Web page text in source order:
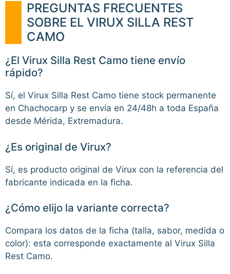
PREGUNTAS FRECUENTES
SOBRE EL VIRUX SILLA REST
CAMO
¿El Virux Silla Rest Camo tiene envío
rápido?
Sí, el Virux Silla Rest Camo tiene stock permanente
en Chachocarp y se envía en 24/48h a toda España
desde Mérida, Extremadura.
¿Es original de Virux?
Sí, es producto original de Virux con la referencia del
fabricante indicada en la ficha.
¿Cómo elijo la variante correcta?
Compara los datos de la ficha (talla, sabor, medida o
color): esta corresponde exactamente al Virux Silla
Rest Camo.